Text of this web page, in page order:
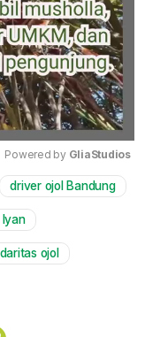
Mute
Powered by GliaStudios
driver ojol Bandung
Iyan
ojol